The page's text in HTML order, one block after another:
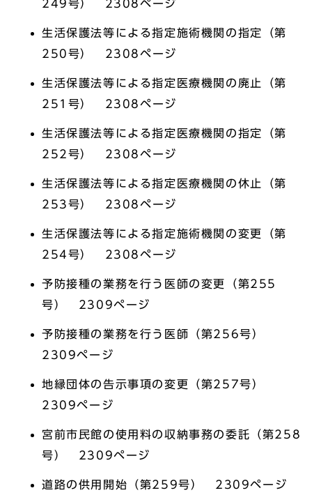
249号） 2308ページ
生活保護法等による指定施術機関の指定（第
250号） 2308ページ
生活保護法等による指定医療機関の廃止（第
251号） 2308ページ
生活保護法等による指定医療機関の指定（第
252号） 2308ページ
生活保護法等による指定医療機関の休止（第
253号） 2308ページ
生活保護法等による指定施術機関の変更（第
254号） 2308ページ
予防接種の業務を行う医師の変更（第255
号） 2309ページ
予防接種の業務を行う医師（第256号）
2309ページ
地縁団体の告示事項の変更（第257号）
2309ページ
宮前市民館の使用料の収納事務の委託（第258
号） 2309ページ
道路の供用開始（第259号） 2309ページ